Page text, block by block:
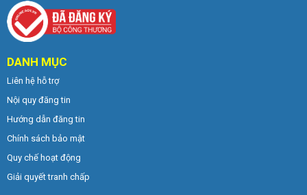
DANH MỤC
Liên hệ hỗ trợ
Nội quy đăng tin
Hướng dẫn đăng tin
Chính sách bảo mật
Quy chế hoạt động
Giải quyết tranh chấp